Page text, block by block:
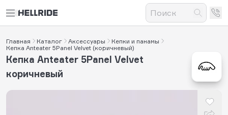
Главная Каталог Аксессуары
Кепки и панамы
Кепка Anteater 5Panel Velvet (коричневый)
Кепка Anteater 5Panel Velvet
коричневый